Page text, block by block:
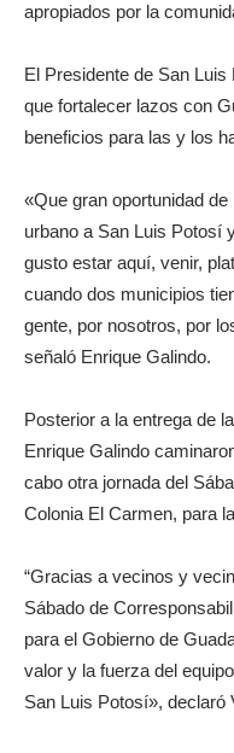
apropiados por la
El Presidente de San
que fortalecer lazos con
beneficios para las y los
«Que gran oportunidad
urbano a San Luis Potosí
gusto estar aquí, venir,
cuando dos municipios
gente, por nosotros, por
señaló Enrique Galindo.
Posterior a la entrega de
Enrique Galindo
cabo otra jornada del
Colonia El Carmen, para
“Gracias a vecinos y
Sábado de
para el Gobierno de
valor y la fuerza del
San Luis Potosí», declaró